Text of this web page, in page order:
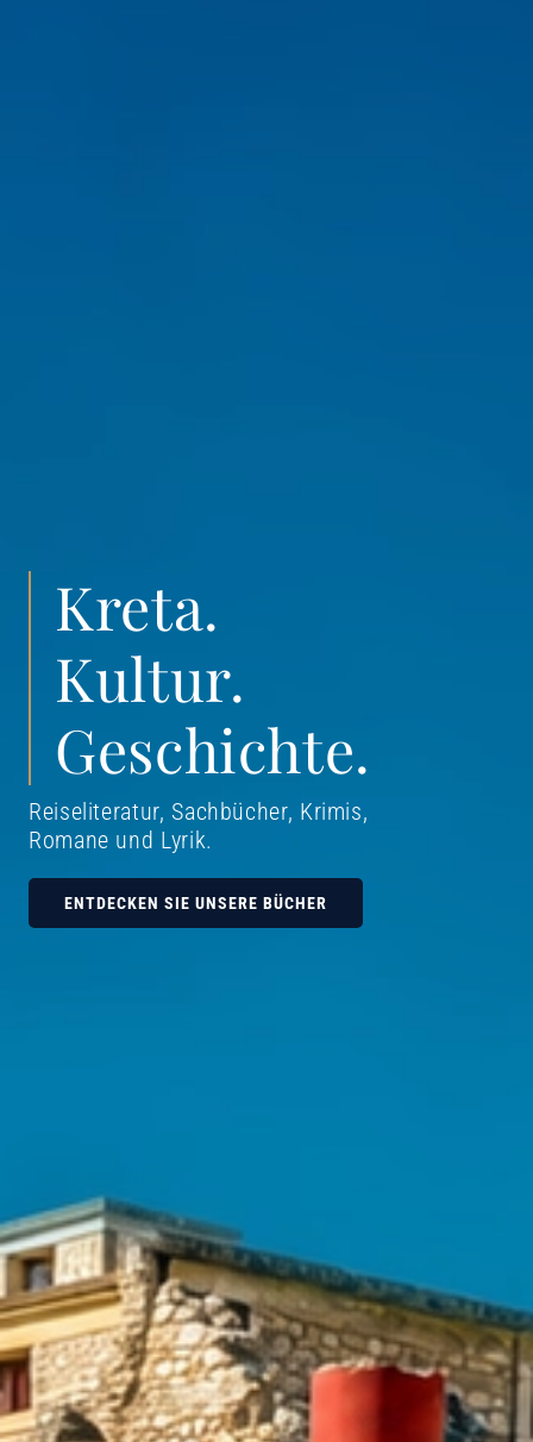
Kreta.
Kultur.
Geschichte.
Reiseliteratur, Sachbücher, Krimis,
Romane und Lyrik.
ENTDECKEN SIE UNSERE BÜCHER